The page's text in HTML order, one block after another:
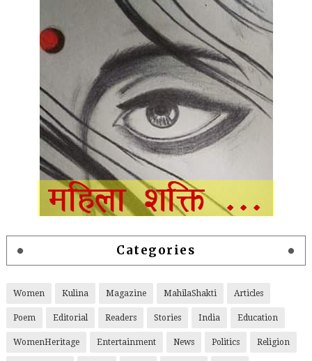
Categories
Women Kulina Magazine MahilaShakti Articles
Poem Editorial Readers Stories India Education
WomenHeritage Entertainment News Politics Religion